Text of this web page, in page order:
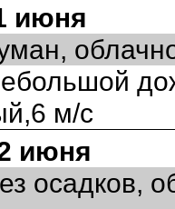
июня
м/с
июня
осадков,